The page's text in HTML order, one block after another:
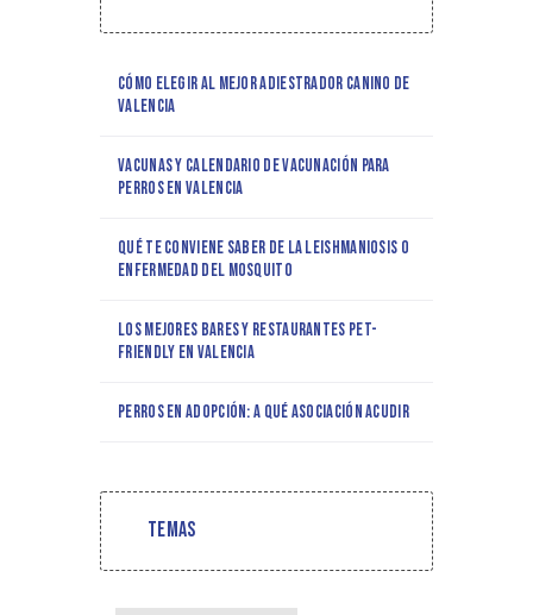
Cómo elegir al mejor adiestrador canino de
Valencia
Vacunas y calendario de vacunación para
perros en Valencia
Qué te conviene saber de la leishmaniosis o
enfermedad del mosquito
Los mejores bares y restaurantes pet-
friendly en Valencia
Perros en adopción: a qué asociación acudir
Temas